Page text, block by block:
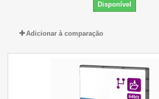
Disponível
Adicionar à comparação